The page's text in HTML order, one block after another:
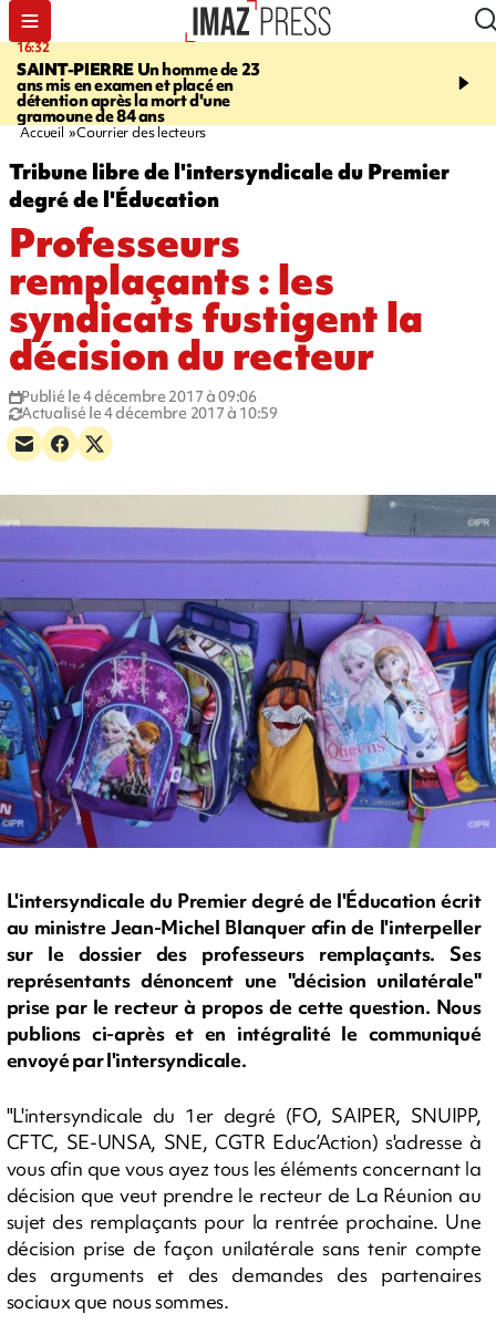
16:32
SAINT-PIERREUn homme de 23
ans mis en examen et placé en
détention après la mort d'une
gramoune de 84 ans
21:08
et Turquie scellent un
Accueil Courrier des lecteurs
Tribune libre de l'intersyndicale du Premier
degré de l'Éducation
Professeurs
remplaçants : les
syndicats fustigent la
décision du recteur
Publié le 4 décembre 2017 à 09:06
Actualisé le 4 décembre 2017 à 10:59
L'intersyndicale du Premier degré de l'Éducation écrit
au ministre Jean-Michel Blanquer afin de l'interpeller
sur le dossier des professeurs remplaçants. Ses
représentants dénoncent une "décision unilatérale"
prise par le recteur à propos de cette question. Nous
publions ci-après et en intégralité le communiqué
envoyé par l'intersyndicale.
"L'intersyndicale du 1er degré (FO, SAIPER, SNUIPP,
CFTC, SE-UNSA, SNE, CGTR Educ’Action) s'adresse à
vous afin que vous ayez tous les éléments concernant la
décision que veut prendre le recteur de La Réunion au
sujet des remplaçants pour la rentrée prochaine. Une
décision prise de façon unilatérale sans tenir compte
des arguments et des demandes des partenaires
sociaux que nous sommes.